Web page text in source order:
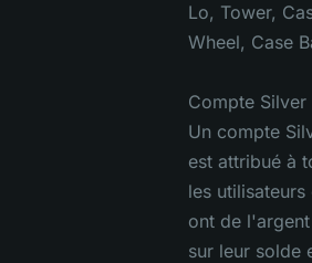
Lo, Tower,
Wheel, Case
Compte Silver
Un compte
est attribué à
les utilisateurs
ont de
sur leur solde